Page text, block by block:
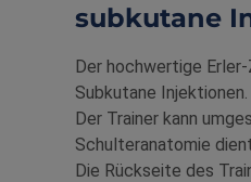
subkutane
Der hochwertige
Subkutane Injektionen.
Der Trainer kann
Schulteranatomie
Die Rückseite des